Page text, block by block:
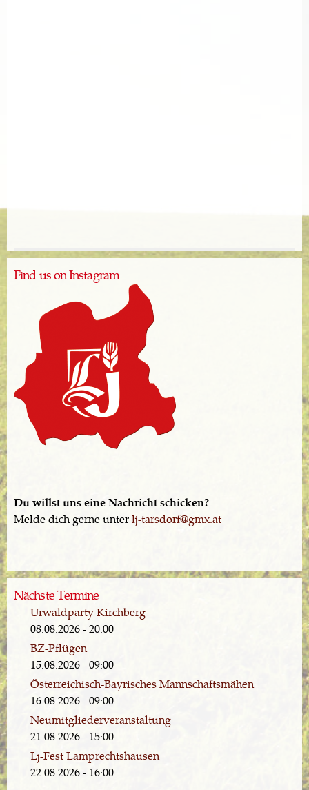
Find us on Instagram
Du willst uns eine Nachricht schicken?
Melde dich gerne unterlj-tarsdorf@gmx.at
Nächste Termine
Urwaldparty Kirchberg
08.08.2026 - 20:00
BZ-Pflügen
15.08.2026 - 09:00
Österreichisch-Bayrisches Mannschaftsmähen
16.08.2026 - 09:00
Neumitgliederveranstaltung
21.08.2026 - 15:00
Lj-Fest Lamprechtshausen
22.08.2026 - 16:00